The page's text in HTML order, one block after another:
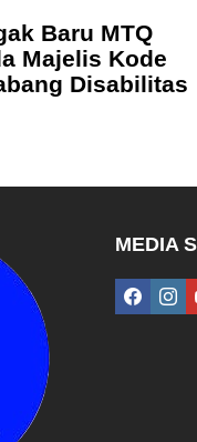
Baru MTQ
Majelis Kode
Disabilitas
MEDIA
facebook